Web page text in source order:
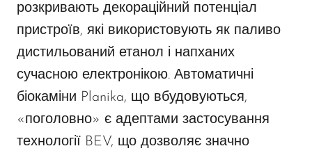
розкривають декораційний потенціал
пристроїв, які використовують як паливо
дистильований етанол і напханих
сучасною електронікою. Автоматичні
біокаміни Planika, що вбудовуються,
«поголовно» є адептами застосування
технології BEV, що дозволяє значно